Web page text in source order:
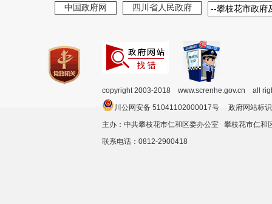
中国政府网 四川省人民政府
copyright 2003-2018 www.screnhe.gov.cn all
川公网安备 51041102000017号 政府网站
主办：中共攀枝花市仁和区委办公室 攀枝花市仁
联系电话：0812-2900418